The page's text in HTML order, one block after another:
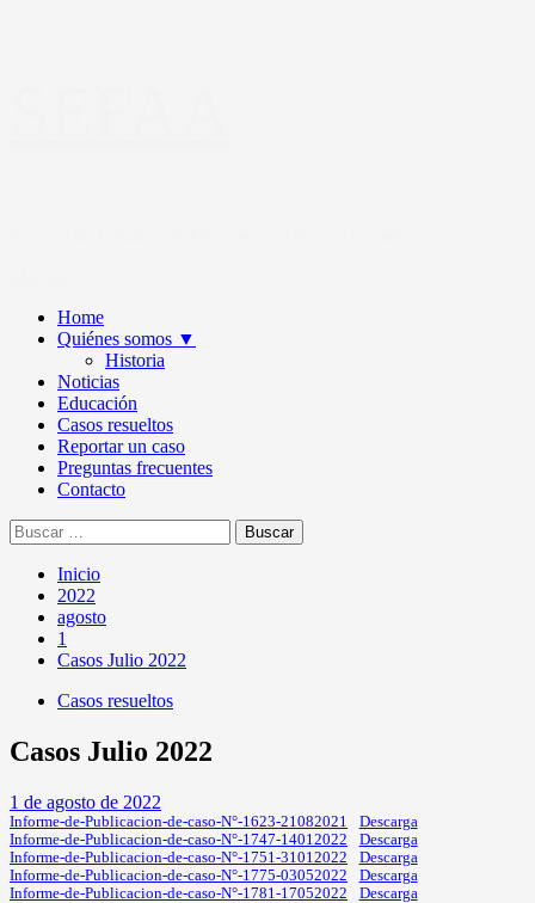
Home
Quiénes somos ▼
Historia
Noticias
Educación
Casos resueltos
Reportar un caso
Preguntas frecuentes
Contacto
Buscar:
Inicio
2022
agosto
1
Casos Julio 2022
Casos resueltos
Casos Julio 2022
1 de agosto de 2022
Informe-de-Publicacion-de-caso-N°-1623-21082021
Descarga
Informe-de-Publicacion-de-caso-N°-1747-14012022
Descarga
Informe-de-Publicacion-de-caso-N°-1751-31012022
Descarga
Informe-de-Publicacion-de-caso-N°-1775-03052022
Descarga
Informe-de-Publicacion-de-caso-N°-1781-17052022
Descarga